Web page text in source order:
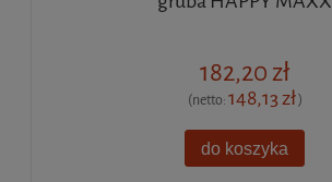
182,20 zł
(netto:148,13 zł)
do koszyka